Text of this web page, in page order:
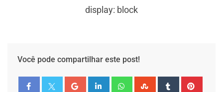
display: block
Você pode compartilhar este post!